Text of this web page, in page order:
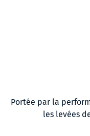
Portée par la
les levées